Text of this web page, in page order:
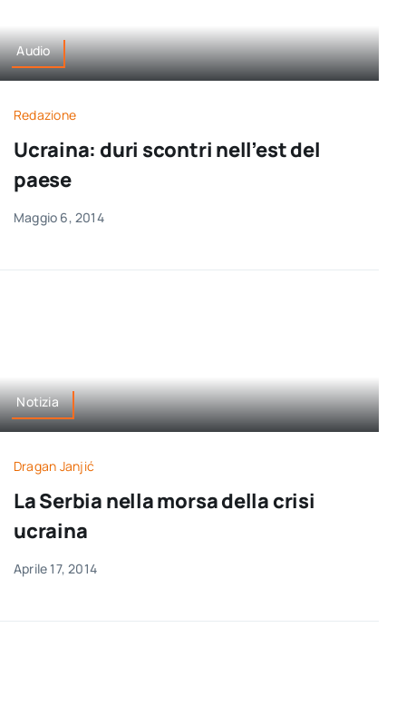
Audio
Redazione
Ucraina: duri scontri nell’est del
paese
Maggio 6, 2014
Notizia
Dragan Janjić
La Serbia nella morsa della crisi
ucraina
Aprile 17, 2014